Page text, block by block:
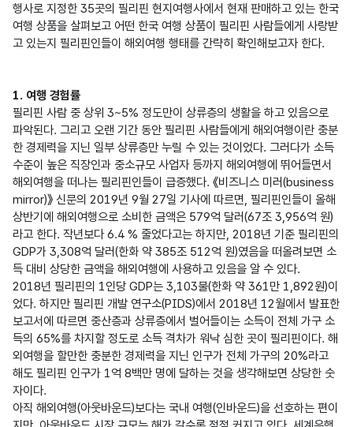
행사로 지정한 35곳의 필리핀 현지여행사에서 현재 판매하고 있는 한국
여행 상품을 살펴보고 어떤 한국 여행 상품이 필리핀 사람들에게 사랑받
고 있는지 필리핀인들이 해외여행 행태를 간략히 확인해보고자 한다.
1. 여행 경험률
필리핀 사람 중 상위 3~5% 정도만이 상류층의 생활을 하고 있음으로
파악된다. 그리고 오랜 기간 동안 필리핀 사람들에게 해외여행이란 충분
한 경제력을 지닌 일부 상류층만 누릴 수 있는 것이었다. 그러다가 소득
수준이 높은 직장인과 중소규모 사업자 등까지 해외여행에 뛰어들면서
해외여행을 떠나는 필리핀인들이 급증했다. 《비즈니스 미러(business
mirror)》 신문의 2019년 9월 27일 기사에 따르면, 필리핀인들이 올해
상반기에 해외여행으로 소비한 금액은 579억 달러(67조 3,956억 원)
라고 한다. 작년보다 6.4 % 줄었다고는 하지만, 2018년 기준 필리핀의
GDP가 3,308억 달러(한화 약 385조 512억 원)였음을 떠올려보면 소
득 대비 상당한 금액을 해외여행에 사용하고 있음을 알 수 있다.
2018년 필리핀의 1인당 GDP는 3,103불(한화 약 361만 1,892원)이
었다. 하지만 필리핀 개발 연구소(PIDS)에서 2018년 12월에서 발표한
보고서에 따르면 중산층과 상류층에서 벌어들이는 소득이 전체 가구 소
득의 65%를 차지할 정도로 소득 격차가 워낙 심한 곳이 필리핀이다. 해
외여행을 할만한 충분한 경제력을 지닌 인구가 전체 가구의 20%라고
해도 필리핀 인구가 1억 8백만 명에 달하는 것을 생각해보면 상당한 숫
자이다.
아직 해외여행(아웃바운드)보다는 국내 여행(인바운드)을 선호하는 편이